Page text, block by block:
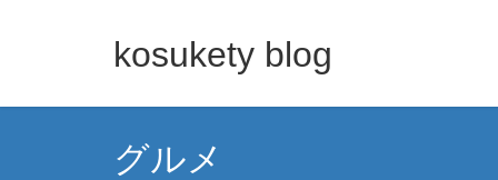
kosukety blog
グルメ